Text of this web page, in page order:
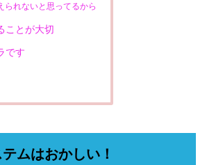
られないと思ってるから
ことが大切
です
ムはおかしい！